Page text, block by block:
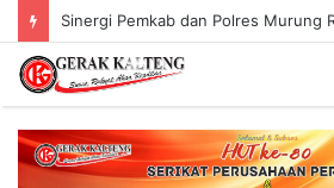
Sinergi Pemkab dan Polres Murung